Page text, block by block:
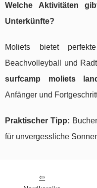
Welche Aktivitäten
Unterkünfte?
Moliets bietet
Beachvolleyball und
surfcamp moliets
Anfänger und
Praktischer Tipp:
für unvergessliche